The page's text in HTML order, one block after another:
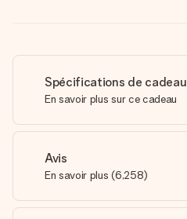
Spécifications de cadeau
En savoir plus sur ce cadeau
Avis
En savoir plus (6,258)